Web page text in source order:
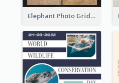
Elephant Photo Grid World Wildlife Day Instagram Post